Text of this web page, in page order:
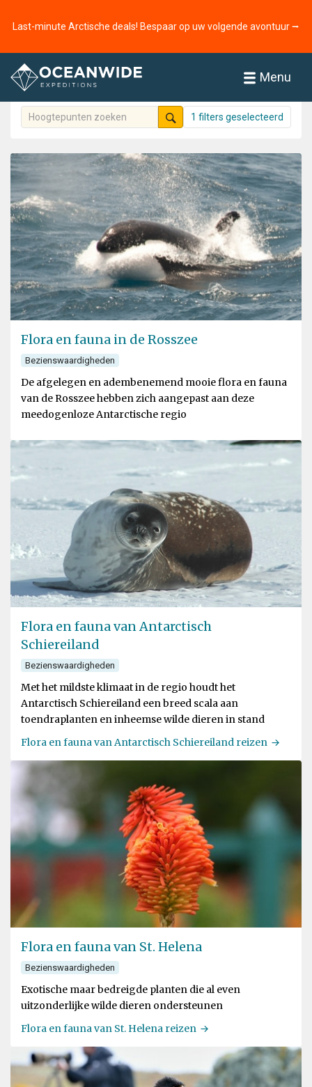
Last-minute Arctische deals! Bespaar op uw volgende avontuur ⭢
Menu
Hoogtepunten
251 highlights gevonden
1 filters geselecteerd
Flora en fauna in de Rosszee
Bezienswaardigheden
De afgelegen en adembenemend mooie flora en fauna
van de Rosszee hebben zich aangepast aan deze
meedogenloze Antarctische regio
Flora en fauna van Antarctisch
Schiereiland
Bezienswaardigheden
Met het mildste klimaat in de regio houdt het
Antarctisch Schiereiland een breed scala aan
toendraplanten en inheemse wilde dieren in stand
Flora en fauna van Antarctisch Schiereiland reizen
Flora en fauna van St. Helena
Bezienswaardigheden
Exotische maar bedreigde planten die al even
uitzonderlijke wilde dieren ondersteunen
Flora en fauna van St. Helena reizen